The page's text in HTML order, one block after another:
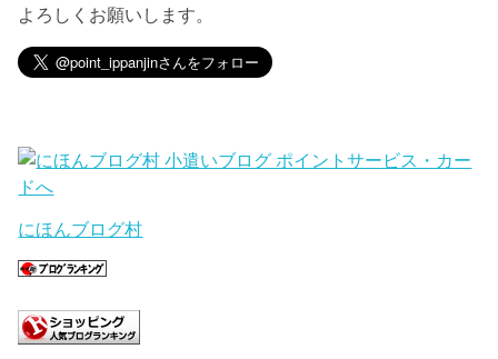
よろしくお願いします。
にほんブログ村